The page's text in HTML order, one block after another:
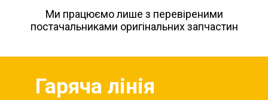
Ми працюємо лише з перевіреними
постачальниками оригінальних запчастин
Гаряча лінія